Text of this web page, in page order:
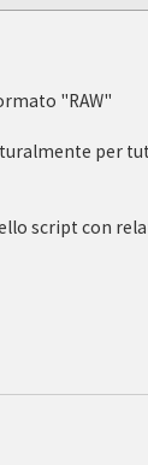
"RAW"
per
script con